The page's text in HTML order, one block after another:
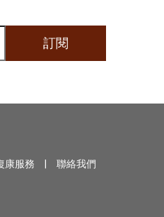
訂閱
康服務 聯絡我們